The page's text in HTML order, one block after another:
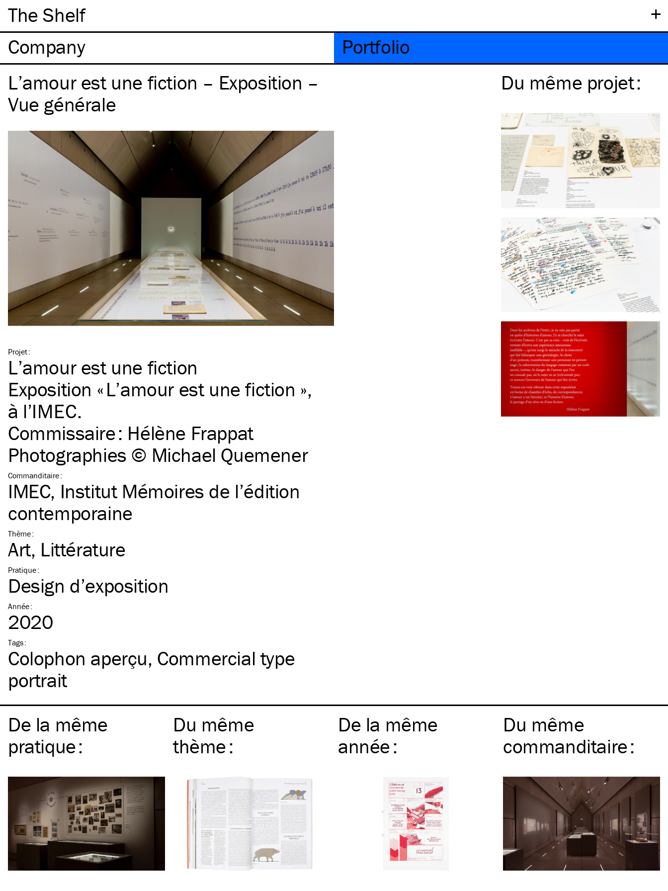
+
The Shelf
Company
Portfolio
L’amour est une fiction – Exposition –
Vue générale
Projet:
L’amour est une fiction
Exposition « L’amour est une fiction »,
à l’IMEC.
Commissaire : Hélène Frappat
Photographies © Michael Quemener
Commanditaire:
IMEC, Institut Mémoires de l’édition
contemporaine
Thème:
Art Littérature
Pratique:
Design d’exposition
Année:
2020
Tags:
Colophon aperçu Commercial type
portrait
Du même projet:
De la même
pratique:
Du même
thème:
De la même
année:
Du même
commanditaire: